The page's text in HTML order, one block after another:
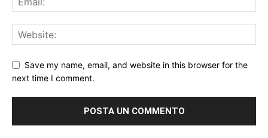
Save my name, email, and website in this browser for the
next time I comment.